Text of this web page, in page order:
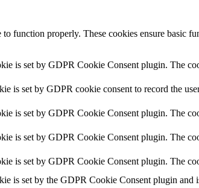
function properly. These cookies ensure basic
is set by GDPR Cookie Consent plugin. The
is set by GDPR cookie consent to record the
is set by GDPR Cookie Consent plugin. The
is set by GDPR Cookie Consent plugin. The
is set by GDPR Cookie Consent plugin. The
is set by the GDPR Cookie Consent plugin and